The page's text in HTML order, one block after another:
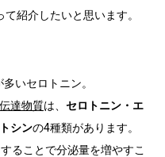
紹介したいと思います。
いセロトニン。
達物質は、 セロトニン・エ
シンの4種類があります。
ることで分泌量を増やすこ